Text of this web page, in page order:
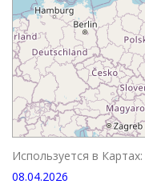
Используется в Картах:
08.04.2026